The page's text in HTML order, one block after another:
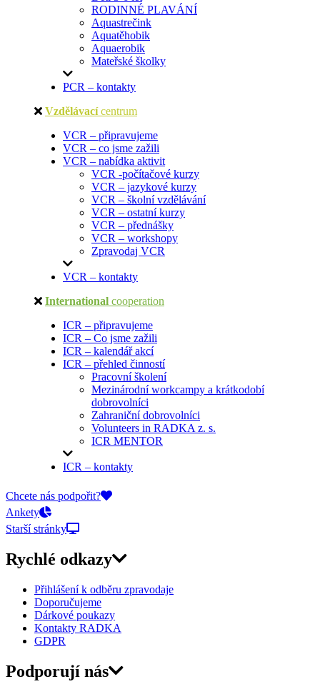
RODINNÉ PLAVÁNÍ
Aquastrečink
Aquatěhobik
Aquaerobik
Mateřské školky
PCR – kontakty
Vzdělávací centrum
VCR – připravujeme
VCR – co jsme zažili
VCR – nabídka aktivit
VCR -počítačové kurzy
VCR – jazykové kurzy
VCR – školní vzdělávání
VCR – ostatní kurzy
VCR – přednášky
VCR – workshopy
Zpravodaj VCR
VCR – kontakty
International cooperation
ICR – připravujeme
ICR – Co jsme zažili
ICR – kalendář akcí
ICR – přehled činností
Pracovní školení
Mezinárodní workcampy a krátkodobí
dobrovolníci
Zahraniční dobrovolníci
Volunteers in RADKA z. s.
ICR MENTOR
ICR – kontakty
On-line přihlášky
Chcete nás podpořit?
Ankety
Starší stránky
Rychlé odkazy
Přihlášení k odběru zpravodaje
Doporučujeme
Dárkové poukazy
Kontakty RADKA
GDPR
Podporují nás